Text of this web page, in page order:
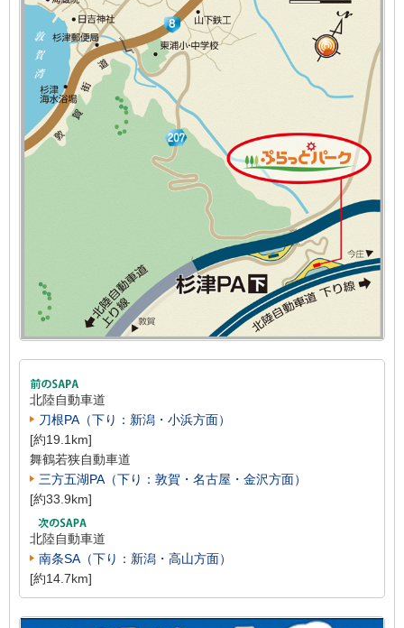
北陸自動車道
刀根PA（下り：新潟・小浜方面）
[約19.1km]
舞鶴若狭自動車道
三方五湖PA（下り：敦賀・名古屋・金沢方面）
[約33.9km]
北陸自動車道
南条SA（下り：新潟・高山方面）
[約14.7km]